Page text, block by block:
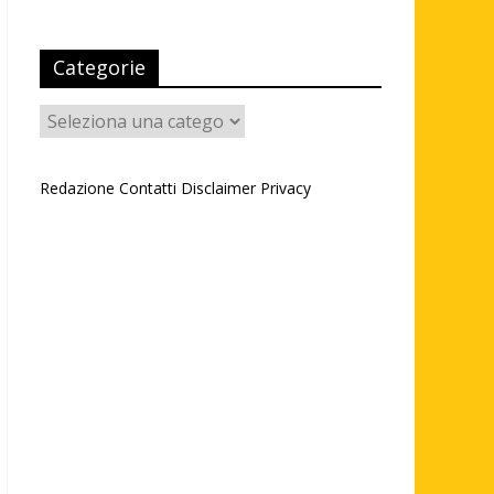
Categorie
Categorie
Redazione Contatti Disclaimer Privacy